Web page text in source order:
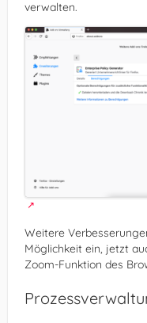
verwalten.
Weitere
Möglichkeit ein, jetzt
Zoom-Funktion des